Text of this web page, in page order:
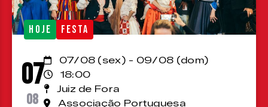
HOJE FESTA
07
08
07/08 (sex) - 09/08 (dom)
18:00
Juiz de Fora
Associação Portuguesa